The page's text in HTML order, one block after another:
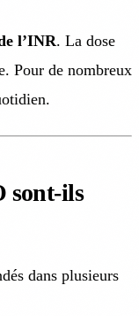
l’INR. La dose
Pour de nombreux
sont-ils
dans plusieurs